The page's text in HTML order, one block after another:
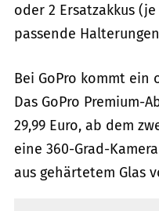
oder 2 Ersatzakkus
passende
Bei GoPro kommt ein
Das GoPro Premium-
29,99 Euro, ab dem
eine 360-Grad-
aus gehärtetem Glas